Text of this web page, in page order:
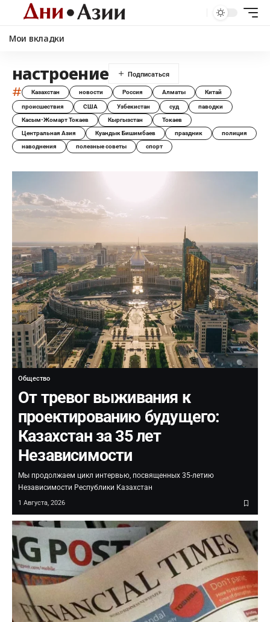
Мои вкладки
настроение
# Казахстан новости Россия Алматы Китай
происшествия США Узбекистан суд
паводки
Касым-Жомарт Токаев
Кыргызстан
Токаев
Центральная Азия
Куандык Бишимбаев праздник
полиция
наводнения
полезные советы спорт
Общество
От тревог выживания к
проектированию будущего:
Казахстан за 35 лет
Независимости
Мы продолжаем цикл интервью, посвященных 35-летию
Независимости Республики Казахстан
1 Августа, 2026